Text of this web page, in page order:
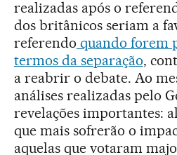
realizadas após o
dos britânicos seriam a
referendo quando forem
termos da separação,
a reabrir o debate. Ao
análises realizadas pelo
revelações importantes:
que mais sofrerão o
aquelas que votaram